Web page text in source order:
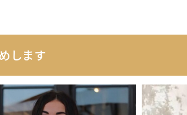
します